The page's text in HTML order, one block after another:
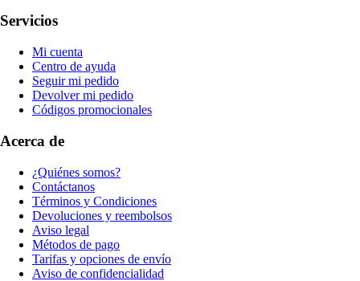
Servicios
Mi cuenta
Centro de ayuda
Seguir mi pedido
Devolver mi pedido
Códigos promocionales
Acerca de
¿Quiénes somos?
Contáctanos
Términos y Condiciones
Devoluciones y reembolsos
Aviso legal
Métodos de pago
Tarifas y opciones de envío
Aviso de confidencialidad